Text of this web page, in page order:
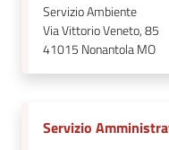
Servizio Ambiente
Via Vittorio Veneto, 85
41015 Nonantola MO
Servizio